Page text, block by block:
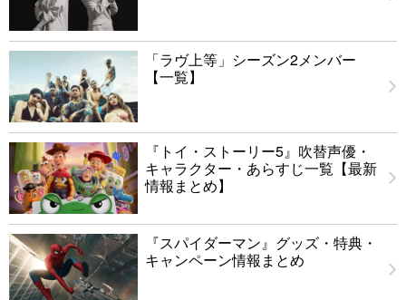
「ラヴ上等」シーズン2メンバー
【一覧】
『トイ・ストーリー5』吹替声優・
キャラクター・あらすじ一覧【最新
情報まとめ】
『スパイダーマン』グッズ・特典・
キャンペーン情報まとめ